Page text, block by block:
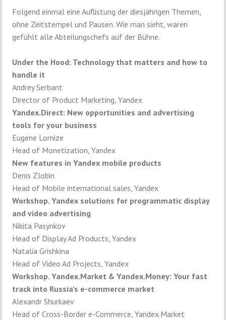
Folgend einmal eine Auflistung der diesjährigen Themen,
ohne Zeitstempel und Pausen. Wie man sieht, waren
gefühlt alle Abteilungschefs auf der Bühne.
Under the Hood: Technology that matters and how to
handle it
Andrey Serbant
Director of Product Marketing, Yandex
Yandex.Direct: New opportunities and advertising
tools for your business
Eugene Lomize
Head of Monetization, Yandex
New features in Yandex mobile products
Denis Zlobin
Head of Mobile international sales, Yandex
Workshop. Yandex solutions for programmatic display
and video advertising
Nikita Pasynkov
Head of Display Ad Products, Yandex
Natalia Grishkina
Head of Video Ad Projects, Yandex
Workshop. Yandex.Market & Yandex.Money: Your fast
track into Russia’s e-commerce market
Alexandr Shurkaev
Head of Cross-Border e-Commerce, Yandex.Market